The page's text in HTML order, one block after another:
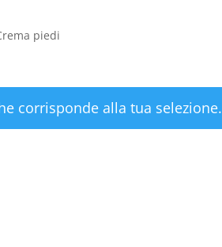
piedi
corrisponde alla tua selezione.